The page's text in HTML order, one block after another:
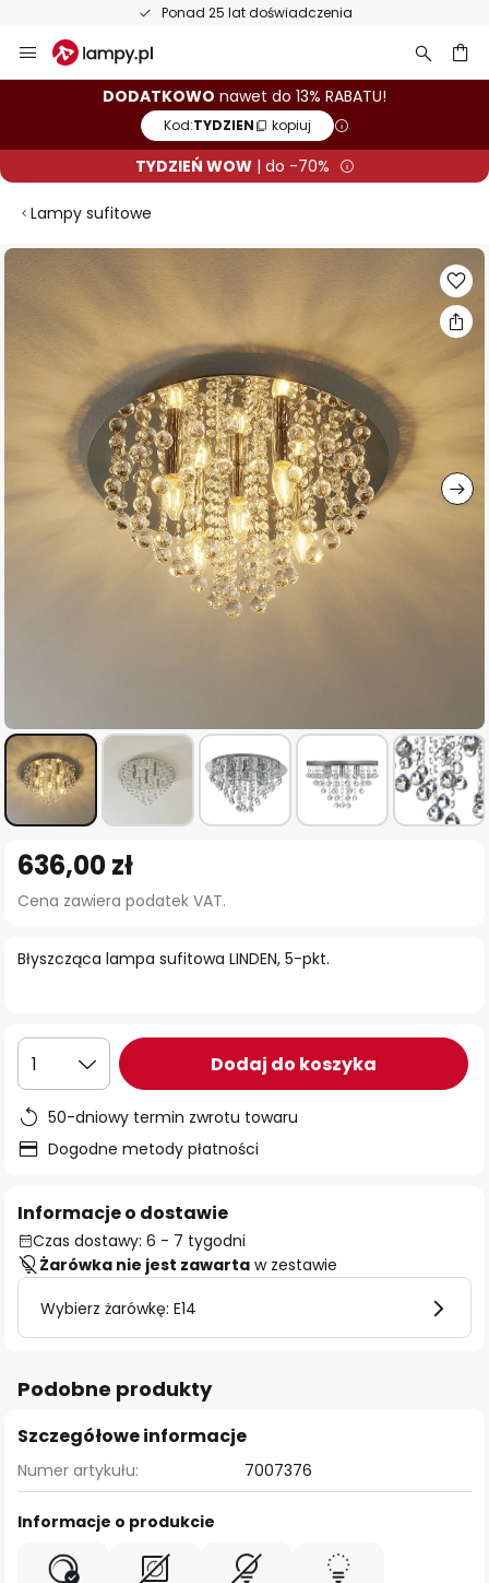
Ponad 25 lat doświadczenia
Przejdź
do
DODATKOWO nawet do 13% RABATU!
Kod:TYDZIEN kopiuj
TYDZIEŃ WOW| do -70%
Lampy sufitowe
Przejdź
koniec
galerii
na
początek
Błyszcząca lampa sufitowa LINDEN, 5-pkt.
636,00 zł
Cena zawiera podatek VAT.
1 Dodaj do koszyka
50-dniowy termin zwrotu towaru
Dogodne metody płatności
Informacje o dostawie
Czas dostawy: 6 - 7 tygodni
Żarówka nie jest zawarta w zestawie
Wybierz żarówkę: E14
Podobne produkty
Szczegółowe informacje
Numer artykułu: 7007376
Informacje o produkcie